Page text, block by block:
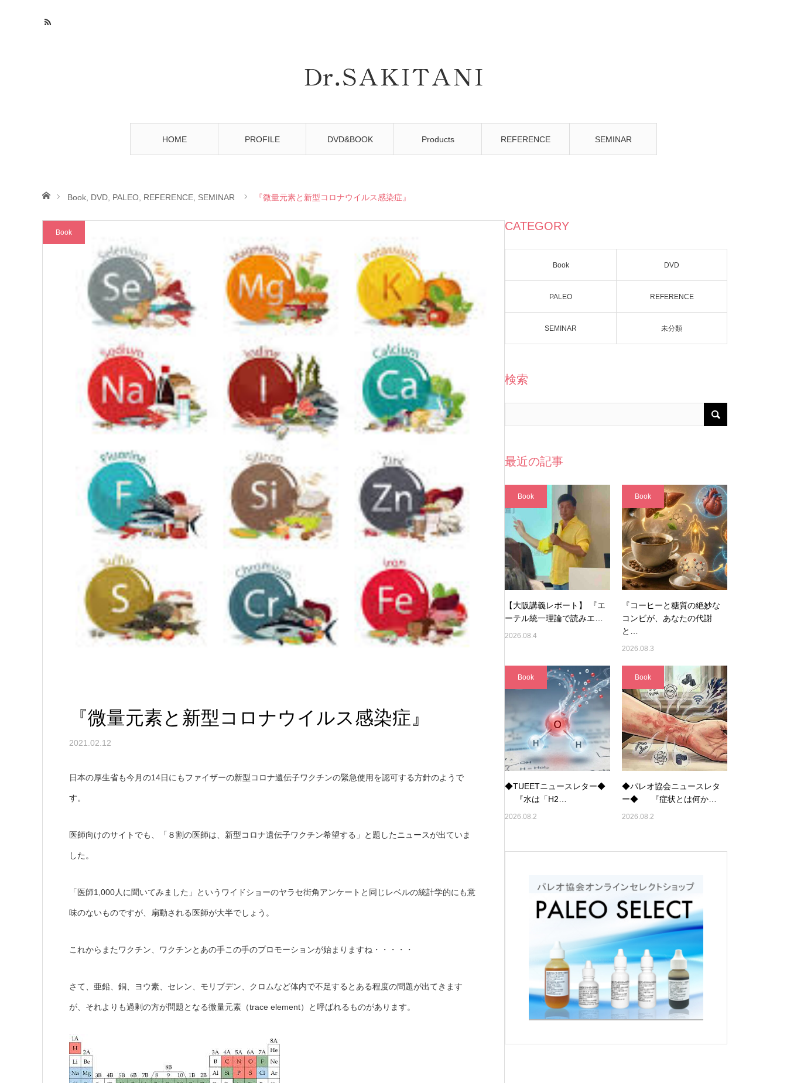
HOME PROFILE DVD&BOOK Products REFERENCE SEMINAR
ホームBook DVD PALEO REFERENCE SEMINAR 『微量元素と新型コロナウイルス感染症』
Book
『微量元素と新型コロナウイルス感染症』
2021.02.12
日本の厚生省も今月の14日にもファイザーの新型コロナ遺伝子ワクチンの緊急使用を認可する方針のようで
す。
医師向けのサイトでも、「８割の医師は、新型コロナ遺伝子ワクチン希望する」と題したニュースが出ていま
した。
「医師1,000人に聞いてみました」というワイドショーのヤラセ街角アンケートと同じレベルの統計学的にも意
味のないものですが、扇動される医師が大半でしょう。
これからまたワクチン、ワクチンとあの手この手のプロモーションが始まりますね・・・・・
さて、亜鉛、銅、ヨウ素、セレン、モリブデン、クロムなど体内で不足するとある程度の問題が出てきます
が、それよりも過剰の方が問題となる微量元素（trace element）と呼ばれるものがあります。
CATEGORY
Book DVD
PALEO REFERENCE
SEMINAR 未分類
検索
最近の記事
Book
【大阪講義レポート】 『エ
ーテル統一理論で読みエ…
2026.08.4
Book
『コーヒーと糖質の絶妙な
コンビが、あなたの代謝
と…
2026.08.3
Book
◆TUEETニュースレター◆
『水は「H2…
2026.08.2
Book
◆パレオ協会ニュースレタ
ー◆ 『症状とは何か…
2026.08.2